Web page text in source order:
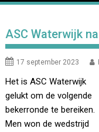
ASC Waterwijk
17 september 2023
Het is ASC Waterwijk
gelukt om de volgende
bekerronde te bereiken.
Men won de wedstrijd